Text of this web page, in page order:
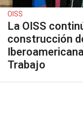
OISS
La OISS
construcción
Trabajo